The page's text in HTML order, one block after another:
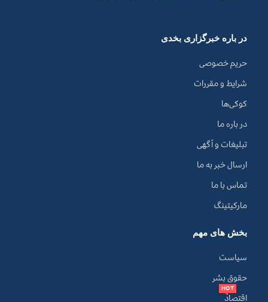
در باره خبرگزاری بخدی
حریم خصوصی
شرایط و مقررات
کوکی‌ها
در باره ما
تبلیغات و آگهی
ارسال خبر به ما
تماس با ما
مارکیتینگ
بخش های مهم
سیاست
حقوق بشر
اقتصاد
HOT